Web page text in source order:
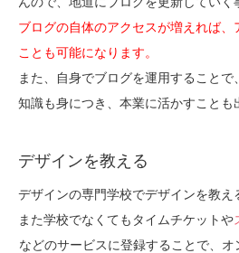
ブログの自体のアクセスが増えれば
ことも可能になります。
また、自身でブログを運用すること
知識も身につき、本業に活かすことも
デザインを教える
デザインの専門学校でデザインを教え
また学校でなくてもタイムチケットや
などのサービスに登録することで、